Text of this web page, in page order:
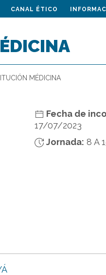
CANAL ÉTICO
MÉDICINA
Fecha de
17/07/2023
Jornada: 8 A